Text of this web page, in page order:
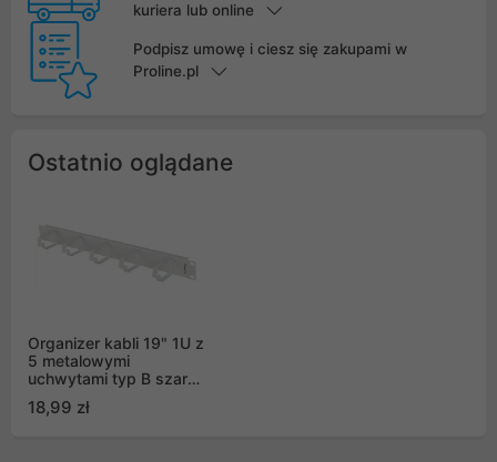
kuriera lub online
Podpisz umowę i ciesz się zakupami w
Proline.pl
Ostatnio oglądane
Organizer kabli 19" 1U z
5 metalowymi
uchwytami typ B szary
18,99 zł